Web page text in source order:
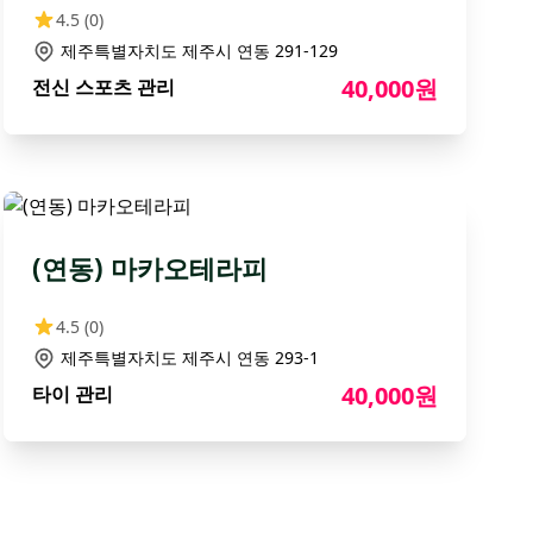
4.5(0)
제주특별자치도 제주시 연동 291-129
전신 스포츠 관리 40,000원
(연동) 마카오테라피
4.5(0)
제주특별자치도 제주시 연동 293-1
타이 관리 40,000원